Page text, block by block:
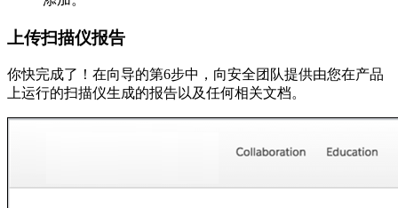
上传扫描仪报告
你快完成了！在向导的第6步中，向安全团队提供由您在产品
上运行的扫描仪生成的报告以及任何相关文档。